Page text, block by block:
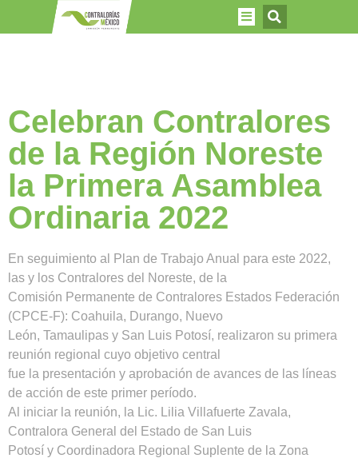
Celebran Contralores
de la Región Noreste
la Primera Asamblea
Ordinaria 2022
En seguimiento al Plan de Trabajo Anual para este 2022,
las y los Contralores del Noreste, de la
Comisión Permanente de Contralores Estados Federación
(CPCE-F): Coahuila, Durango, Nuevo
León, Tamaulipas y San Luis Potosí, realizaron su primera
reunión regional cuyo objetivo central
fue la presentación y aprobación de avances de las líneas
de acción de este primer período.
Al iniciar la reunión, la Lic. Lilia Villafuerte Zavala,
Contralora General del Estado de San Luis
Potosí y Coordinadora Regional Suplente de la Zona